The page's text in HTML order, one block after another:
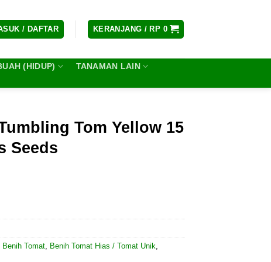
/ DAFTAR KERANJANG / RP 0
(HIDUP)
TANAMAN LAIN
Tom Yellow 15
Seeds
Benih Tomat, Benih Tomat Hias / Tomat Unik,